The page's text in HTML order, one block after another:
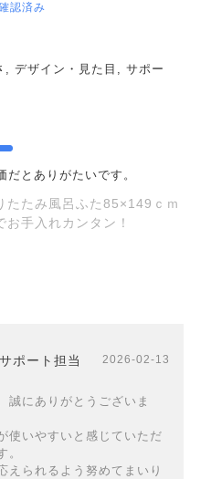
認済み
, デザイン・見た目, サポー
とありがたいです。
たたみ風呂ふた85×149ｃｍ
手入れカンタン！
ポート担当 2026-02-13
誠にありがとうございま
使いやすいと感じていただ
。
えられるよう努めてまいり